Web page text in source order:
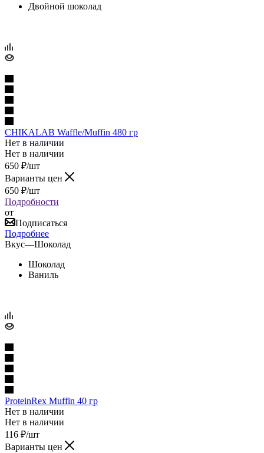
Двойной шоколад
CHIKALAB Waffle/Muffin 480 гр
Нет в наличии
Нет в наличии
650 ₽/шт
Варианты цен
650 ₽/шт
Подробности
от
Подписаться
Подробнее
Вкус—Шоколад
Шоколад
Ваниль
ProteinRex Muffin 40 гр
Нет в наличии
Нет в наличии
116 ₽/шт
Варианты цен